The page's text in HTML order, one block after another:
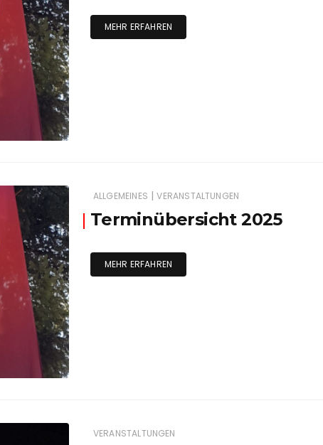
MEHR ERFAHREN
ALLGEMEINES | VERANSTALTUNGEN
Terminübersicht 2025
MEHR ERFAHREN
VERANSTALTUNGEN